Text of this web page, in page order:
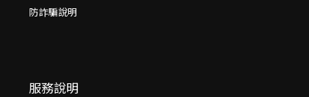
防詐騙說明
服務說明